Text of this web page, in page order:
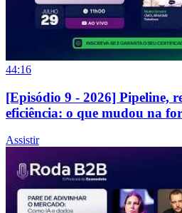
44:16
[Episódio 9 - 2026] Pipeline,
eficiência: o que mudou na
Assistir